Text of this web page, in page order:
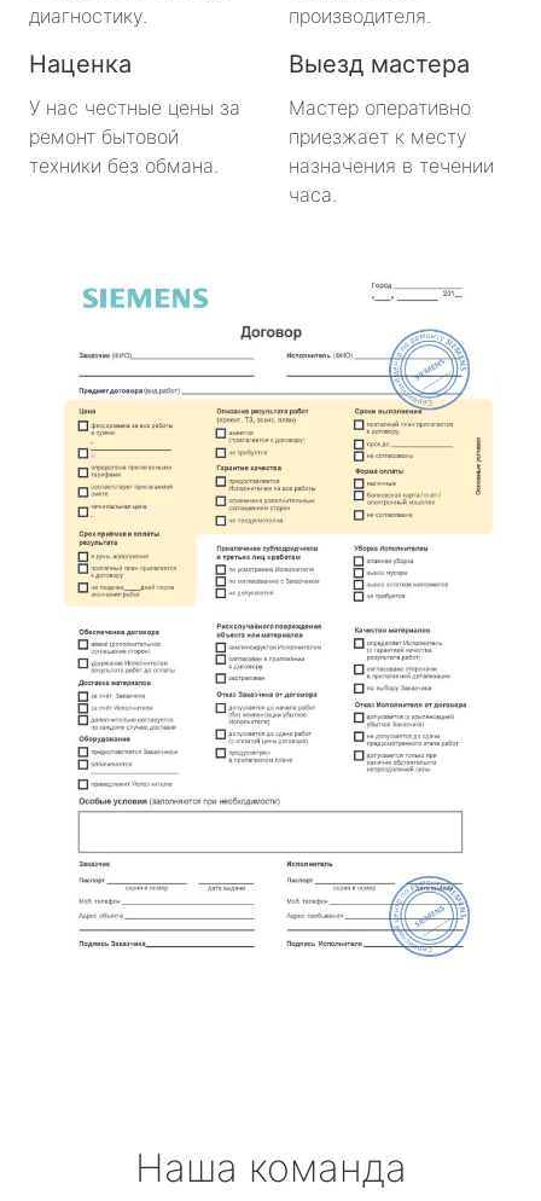
диагностику.
производителя.
Наценка
У нас честные цены за
ремонт бытовой
техники без обмана.
Выезд мастера
Мастер оперативно
приезжает к месту
назначения в течении
часа.
Наша команда